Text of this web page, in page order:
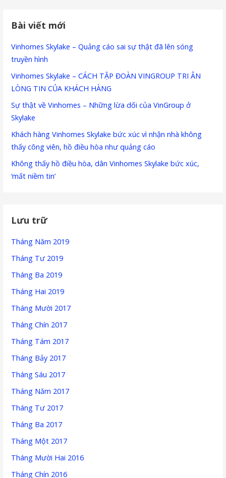
Bài viết mới
Vinhomes Skylake – Quảng cáo sai sự thật đã lên sóng
truyền hình
Vinhomes Skylake – CÁCH TẬP ĐOÀN VINGROUP TRI ÂN
LÒNG TIN CỦA KHÁCH HÀNG
Sự thật về Vinhomes – Những lừa dối của VinGroup ở
Skylake
Khách hàng Vinhomes Skylake bức xúc vì nhận nhà không
thấy công viên, hồ điều hòa như quảng cáo
Không thấy hồ điều hòa, dân Vinhomes Skylake bức xúc,
‘mất niềm tin’
Lưu trữ
Tháng Năm 2019
Tháng Tư 2019
Tháng Ba 2019
Tháng Hai 2019
Tháng Mười 2017
Tháng Chín 2017
Tháng Tám 2017
Tháng Bảy 2017
Tháng Sáu 2017
Tháng Năm 2017
Tháng Tư 2017
Tháng Ba 2017
Tháng Một 2017
Tháng Mười Hai 2016
Tháng Chín 2016